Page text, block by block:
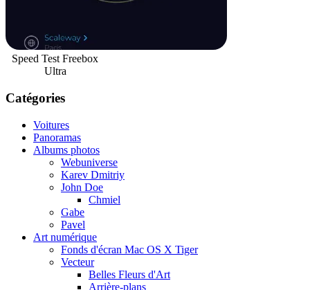
Speed Test Freebox
Ultra
Catégories
Voitures
Panoramas
Albums photos
Webuniverse
Karev Dmitriy
John Doe
Chmiel
Gabe
Pavel
Art numérique
Fonds d'écran Mac OS X Tiger
Vecteur
Belles Fleurs d'Art
Arrière-plans